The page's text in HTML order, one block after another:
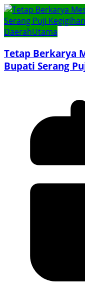
DaerahUtama
Tetap Berkarya
Bupati Serang